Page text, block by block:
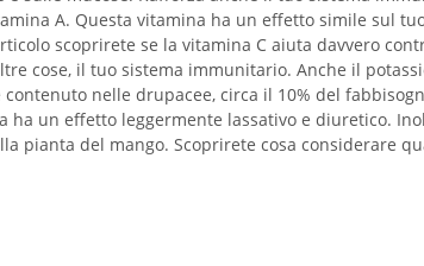
A. Questa vitamina ha un effetto simile sul
scoprirete se la vitamina C aiuta davvero
cose, il tuo sistema immunitario. Anche il
nelle drupacee, circa il 10% del
un effetto leggermente lassativo e diuretico.
pianta del mango. Scoprirete cosa considerare